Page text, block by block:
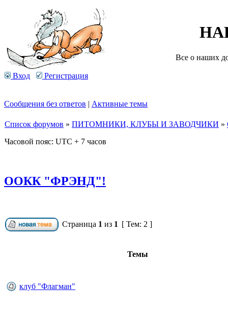
Все о наших
Вход Регистрация
Сообщения без ответов | Активные темы
Список форумов » ПИТОМНИКИ, КЛУБЫ И ЗАВОДЧИКИ »
Часовой пояс: UTC + 7 часов
ООКК "ФРЭНД"!
Страница 1 из 1 [ Тем: 2 ]
Темы
клуб "Флагман"